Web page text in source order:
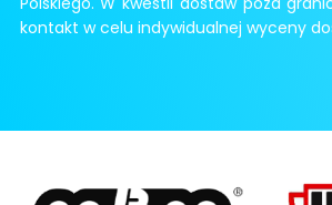
kontakt w celu indywidualnej wyceny